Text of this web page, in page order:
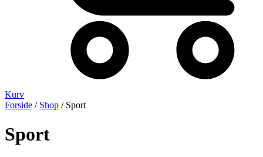
Kurv
Forside / Shop / Sport
Sport